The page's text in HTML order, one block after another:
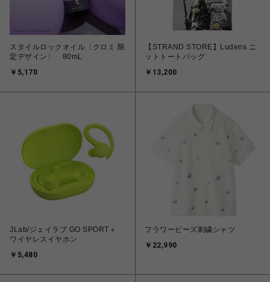
スタイルロックオイル〈クロミ 限
定デザイン〉 80mL
￥5,170
【STRAND STORE】Ludens ニ
ットトートバッグ
￥13,200
JLab/ジェイラブ GO SPORT＋
ワイヤレスイヤホン
￥5,480
フラワービーズ刺繍シャツ
￥22,990